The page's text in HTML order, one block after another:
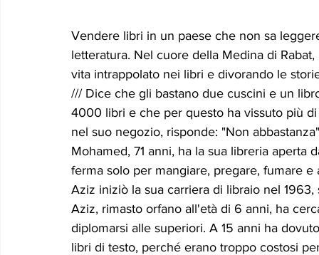
Vendere libri in un paese che non sa
letteratura. Nel cuore della Medina di
vita intrappolato nei libri e divorando le
/// Dice che gli bastano due cuscini e un
4000 libri e che per questo ha vissuto più
nel suo negozio, risponde: "Non
Mohamed, 71 anni, ha la sua libreria aperta
ferma solo per mangiare, pregare, fumare e
Aziz iniziò la sua carriera di libraio nel
Aziz, rimasto orfano all'età di 6 anni, ha
diplomarsi alle superiori. A 15 anni ha
libri di testo, perché erano troppo costosi